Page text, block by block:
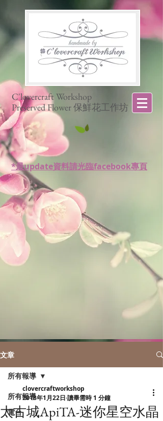
C'lovercraft Workshop
Preserved Flower 保鮮花工作坊
*最update資料請光臨facebook專頁
文章
所有報導
電台
所有報導
太古城ApiTA-迷你星空水晶
clovercraftworkshop
2018年1月22日 讀畢需時 1 分鐘